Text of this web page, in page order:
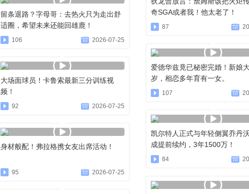
留条退路？字母哥：去热火只为走出舒
适圈，希望未来还能回雄鹿！
106 2026-07-25
大场面球员！卡鲁索最新三分训练视
频！
92 2026-07-25
身材般配！弗拉格携女友出席活动！
95 2026-07-25
奇SGA或者我！他太老了！
87
爱德华兹竟已秘密完婚！新娘
岁，相恋多年育有一女。
107
凯尔特人正式与年轻侧翼乔丹
成提前续约，3年1500万！
84